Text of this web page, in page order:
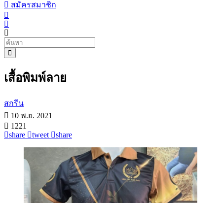
สมัครสมาชิก
เสื้อพิมพ์ลาย
สกรีน
10 พ.ย. 2021
1221
share
tweet share